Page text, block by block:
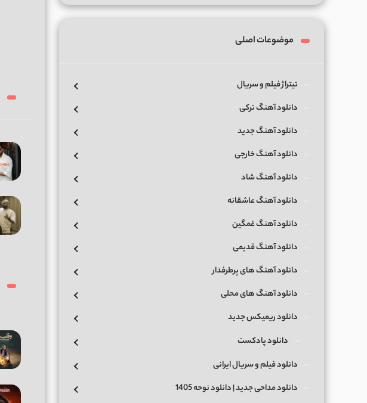
موضوعات اصلی
تیتراژ فیلم و سریال
دانلود آهنگ ترکی
دانلود آهنگ جدید
دانلود آهنگ خارجی
دانلود آهنگ شاد
دانلود آهنگ عاشقانه
دانلود آهنگ غمگین
دانلود آهنگ قدیمی
دانلود آهنگ های پرطرفدار
دانلود آهنگ های محلی
دانلود ریمیکس جدید
دانلود پادکست
دانلود فیلم و سریال ایرانی
دانلود مداحی جدید | دانلود نوحه 1405